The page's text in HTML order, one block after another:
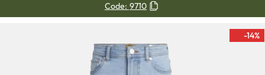
Code: 9710
-14%